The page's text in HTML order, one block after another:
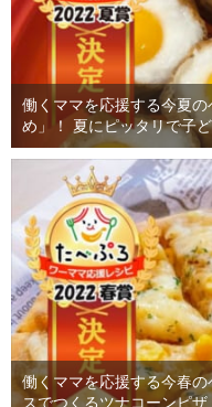
働くママを応援する今夏
め」！ 夏にピッタリで子
働くママを応援する今春
スでつくるツナコーンピザ